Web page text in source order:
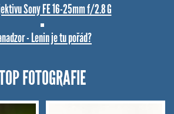
Sony FE 16-25mm f/2.8 G
- Lenin je tu pořád?
FOTOGRAFIE